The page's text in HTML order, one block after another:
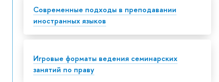
Современные подходы в преподавании
иностранных языков
Игровые форматы ведения семинарских
занятий по праву